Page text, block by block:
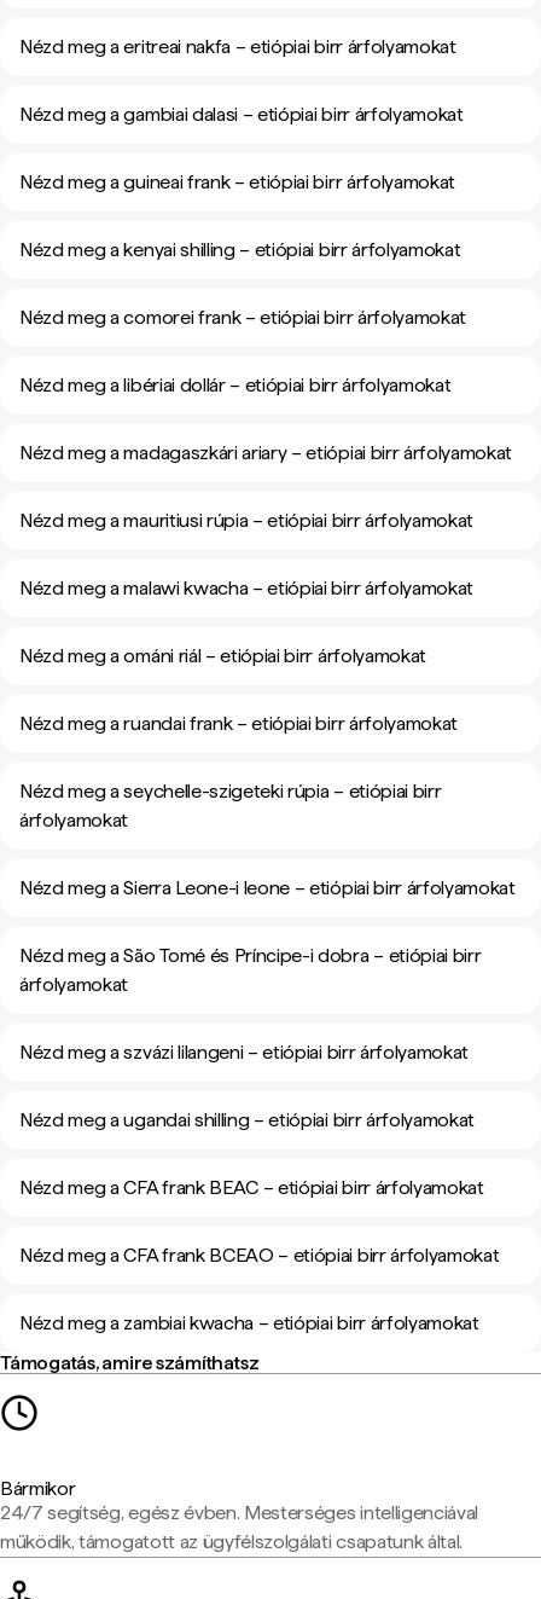
Nézd meg a eritreai nakfa – etiópiai birr árfolyamokat
Nézd meg a gambiai dalasi – etiópiai birr árfolyamokat
Nézd meg a guineai frank – etiópiai birr árfolyamokat
Nézd meg a kenyai shilling – etiópiai birr árfolyamokat
Nézd meg a comorei frank – etiópiai birr árfolyamokat
Nézd meg a libériai dollár – etiópiai birr árfolyamokat
Nézd meg a madagaszkári ariary – etiópiai birr árfolyamokat
Nézd meg a mauritiusi rúpia – etiópiai birr árfolyamokat
Nézd meg a malawi kwacha – etiópiai birr árfolyamokat
Nézd meg a ománi riál – etiópiai birr árfolyamokat
Nézd meg a ruandai frank – etiópiai birr árfolyamokat
Nézd meg a seychelle-szigeteki rúpia – etiópiai birr
árfolyamokat
Nézd meg a Sierra Leone-i leone – etiópiai birr árfolyamokat
Nézd meg a São Tomé és Príncipe-i dobra – etiópiai birr
árfolyamokat
Nézd meg a szvázi lilangeni – etiópiai birr árfolyamokat
Nézd meg a ugandai shilling – etiópiai birr árfolyamokat
Nézd meg a CFA frank BEAC – etiópiai birr árfolyamokat
Nézd meg a CFA frank BCEAO – etiópiai birr árfolyamokat
Nézd meg a zambiai kwacha – etiópiai birr árfolyamokat
Támogatás, amire számíthatsz
Bármikor
24/7 segítség, egész évben. Mesterséges intelligenciával
működik, támogatott az ügyfélszolgálati csapatunk által.